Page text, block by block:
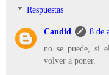
Respuestas
Candid
8 de
no se puede, si
volver a poner.